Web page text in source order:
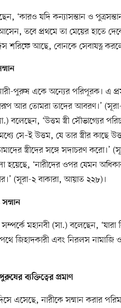
‘কারও যদি কন্যাসন্তান ও
তবে প্রথমে তা মেয়ের হাতে
শরিফে আছে, বোনকে সেবাযত্ন
পুরুষ একে অন্যের পরিপূরক। এ
আর তোমরা তাদের আবরণ।’ (সূরা-
বলেছেন, ‘উত্তম স্ত্রী সৌভাগ্যের
সে–ই উত্তম, যে তার স্ত্রীর কাছে
স্ত্রীদের সঙ্গে সদাচরণ
হয়েছে, ‘নারীদের ওপর যেমন
(সূরা-২ বাকারা, আয়াত ২২৮)।
মহানবী (সা.) বলেছেন, ‘যারা
জিহাদকারী এবং নিরলস
ব্যক্তিত্বের প্রমাণ
এসেছে, নারীকে সম্মান করার